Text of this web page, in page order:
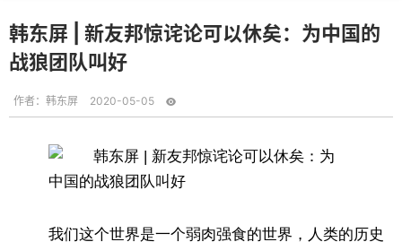
韩东屏 | 新友邦惊诧论可以休矣：为中国的
战狼团队叫好
作者： 韩东屏 2020-05-05
我们这个世界是一个弱肉强食的世界，人类的历史